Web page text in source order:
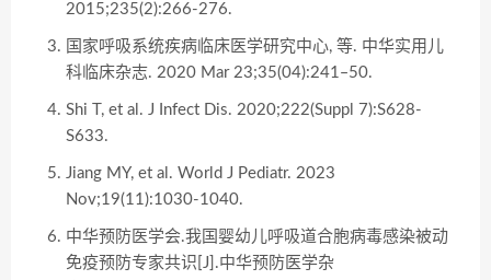
2015;235(2):266-276.
国家呼吸系统疾病临床医学研究中心, 等. 中华实用儿
科临床杂志. 2020 Mar 23;35(04):241‒50.
Shi T, et al. J Infect Dis. 2020;222(Suppl 7):S628-
S633.
Jiang MY, et al. World J Pediatr. 2023
Nov;19(11):1030-1040.
中华预防医学会.我国婴幼儿呼吸道合胞病毒感染被动
免疫预防专家共识[J].中华预防医学杂